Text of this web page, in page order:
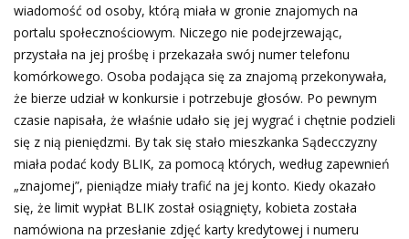
wiadomość od osoby, którą miała w gronie znajomych na
portalu społecznościowym. Niczego nie podejrzewając,
przystała na jej prośbę i przekazała swój numer telefonu
komórkowego. Osoba podająca się za znajomą przekonywała,
że bierze udział w konkursie i potrzebuje głosów. Po pewnym
czasie napisała, że właśnie udało się jej wygrać i chętnie podzieli
się z nią pieniędzmi. By tak się stało mieszkanka Sądecczyzny
miała podać kody BLIK, za pomocą których, według zapewnień
„znajomej”, pieniądze miały trafić na jej konto. Kiedy okazało
się, że limit wypłat BLIK został osiągnięty, kobieta została
namówiona na przesłanie zdjęć karty kredytowej i numeru